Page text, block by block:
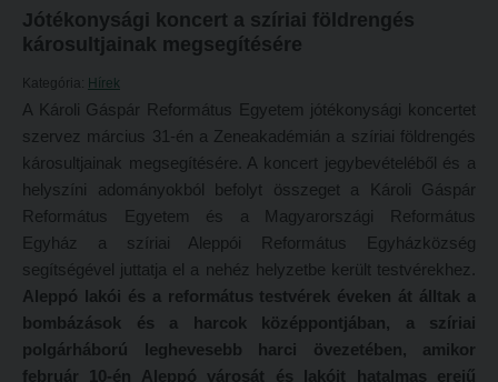
Budapesti képzési hely
Marosvásárhelyi képzési hely
Mintatantervek
Gyakorlati képzés
KUTATÁS
Tehetséggondozás
PedKaszt – Bethlen-pályázat
Református Pedagógiai Intézet
OKTATÁS
Képzéseink
Képzési helyszínek
Nagykőrösi képzési hely
Budapesti képzési hely
Marosvásárhelyi képzési hely
Kecskeméti képzési hely
Mintatantervek
Gyakorlati képzés
Jótékonysági koncert a szíriai földrengés
károsultjainak megsegítésére
Kategória: Hírek
A Károli Gáspár Református Egyetem jótékonysági koncertet
szervez március 31-én a Zeneakadémián a szíriai földrengés
károsultjainak megsegítésére. A koncert jegybevételéből és a
helyszíni adományokból befolyt összeget a Károli Gáspár
Református Egyetem és a Magyarországi Református
Egyház a szíriai Aleppói Református Egyházközség
segítségével juttatja el a nehéz helyzetbe került testvérekhez.
Aleppó lakói és a református testvérek éveken át álltak a
bombázások és a harcok középpontjában, a szíriai
polgárháború leghevesebb harci övezetében, amikor
február 10-én Aleppó városát és lakóit hatalmas erejű